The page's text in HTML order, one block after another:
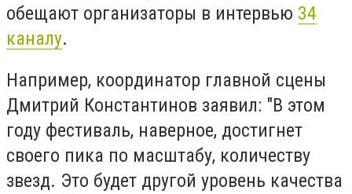
обещают организаторы в интервью 34
каналу.
Например, координатор главной сцены
Дмитрий Константинов заявил: "В этом
году фестиваль, наверное, достигнет
своего пика по масштабу, количеству
звезд. Это будет другой уровень качества